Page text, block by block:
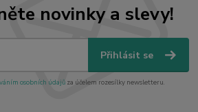
novinky a slevy!
Přihlásit se
osobních údajůza účelem rozesílky newsletteru.